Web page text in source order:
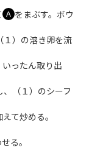
Ａ をまぶす。ボウ
１）の溶き卵を流
ったん取り出
（１）のシーフ
て炒める。
る。